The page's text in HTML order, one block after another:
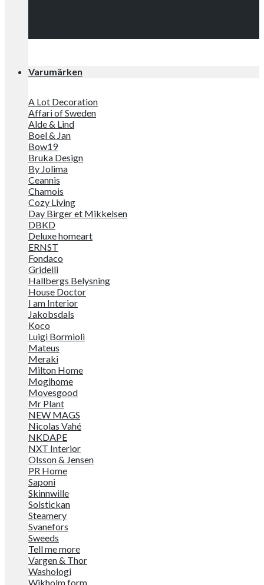
Varumärken
A Lot Decoration
Affari of Sweden
Alde & Lind
Boel & Jan
Bow19
Bruka Design
By Jolima
Ceannis
Chamois
Cozy Living
Day Birger et Mikkelsen
DBKD
Deluxe homeart
ERNST
Fondaco
Gridelli
Hallbergs Belysning
House Doctor
I am Interior
Jakobsdals
Koco
Luigi Bormioli
Mateus
Meraki
Milton Home
Mogihome
Movesgood
Mr Plant
NEW MAGS
Nicolas Vahé
NKDAPE
NXT Interior
Olsson & Jensen
PR Home
Saponi
Skinnwille
Solstickan
Steamery
Svanefors
Sweeds
Tell me more
Vargen & Thor
Washologi
Wikholm form